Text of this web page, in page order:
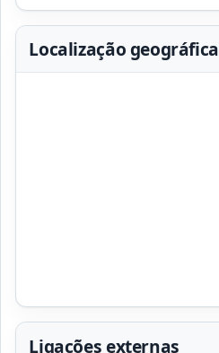
Localização geográfica
Ligações externas